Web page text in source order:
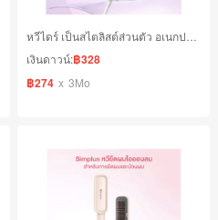
เงินดาวน์:฿328
฿274 x 3Mo